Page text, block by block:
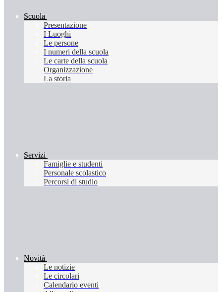
Scuola
Presentazione
I Luoghi
Le persone
I numeri della scuola
Le carte della scuola
Organizzazione
La storia
Servizi
Famiglie e studenti
Personale scolastico
Percorsi di studio
Novità
Le notizie
Le circolari
Calendario eventi